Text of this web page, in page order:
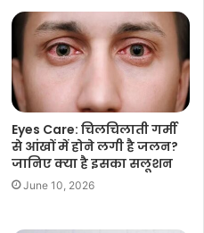
Eyes Care: चिलचिलाती गर्मी
से आंखों में होने लगी है जलन?
जानिए क्या है इसका सलूशन
June 10, 2026